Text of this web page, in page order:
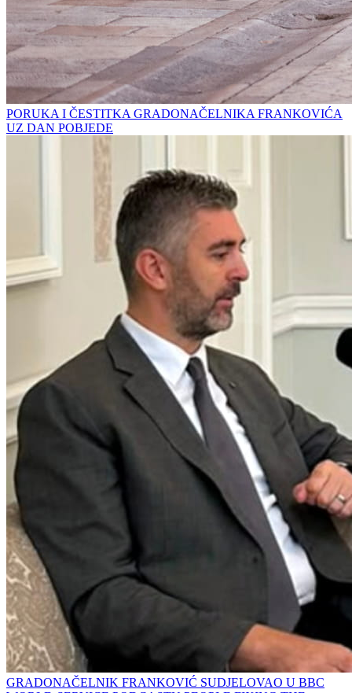
PORUKA I ČESTITKA GRADONAČELNIKA FRANKOVIĆA
UZ DAN POBJEDE
GRADONAČELNIK FRANKOVIĆ SUDJELOVAO U BBC